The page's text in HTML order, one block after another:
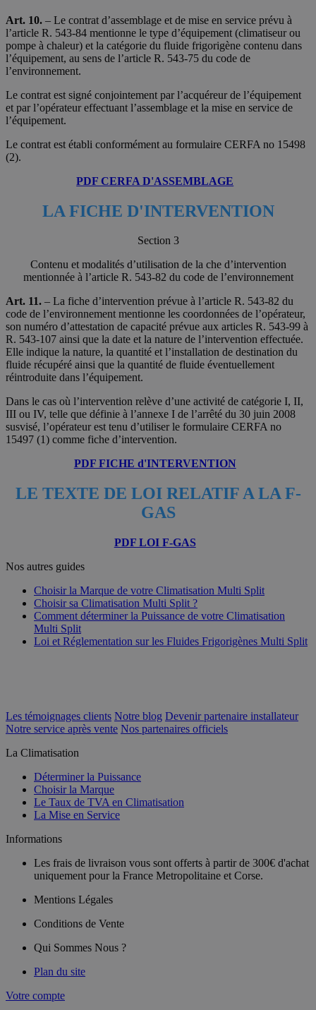
Art. 10. – Le contrat d’assemblage et de mise en service prévu à
l’article R. 543-84 mentionne le type d’équipement (climatiseur ou
pompe à chaleur) et la catégorie du fluide frigorigène contenu dans
l’équipement, au sens de l’article R. 543-75 du code de
l’environnement.
Le contrat est signé conjointement par l’acquéreur de l’équipement
et par l’opérateur effectuant l’assemblage et la mise en service de
l’équipement.
Le contrat est établi conformément au formulaire CERFA no 15498
(2).
PDF CERFA D'ASSEMBLAGE
LA FICHE D'INTERVENTION
Section 3
Contenu et modalités d’utilisation de la che d’intervention
mentionnée à l’article R. 543-82 du code de l’environnement
Art. 11. – La fiche d’intervention prévue à l’article R. 543-82 du
code de l’environnement mentionne les coordonnées de l’opérateur,
son numéro d’attestation de capacité prévue aux articles R. 543-99 à
R. 543-107 ainsi que la date et la nature de l’intervention effectuée.
Elle indique la nature, la quantité et l’installation de destination du
fluide récupéré ainsi que la quantité de fluide éventuellement
réintroduite dans l’équipement.
Dans le cas où l’intervention relève d’une activité de catégorie I, II,
III ou IV, telle que définie à l’annexe I de l’arrêté du 30 juin 2008
susvisé, l’opérateur est tenu d’utiliser le formulaire CERFA no
15497 (1) comme fiche d’intervention.
PDF FICHE d'INTERVENTION
LE TEXTE DE LOI RELATIF A LA F-
GAS
PDF LOI F-GAS
Nos autres guides
Choisir la Marque de votre Climatisation Multi Split
Choisir sa Climatisation Multi Split ?
Comment déterminer la Puissance de votre Climatisation
Multi Split
Loi et Réglementation sur les Fluides Frigorigènes Multi Split
Les témoignages clients Notre blog Devenir partenaire installateur
Notre service après vente Nos partenaires officiels
La Climatisation
Déterminer la Puissance
Choisir la Marque
Le Taux de TVA en Climatisation
La Mise en Service
Informations
Les frais de livraison vous sont offerts à partir de 300€ d'achat
uniquement pour la France Metropolitaine et Corse.
Mentions Légales
Conditions de Vente
Qui Sommes Nous ?
Plan du site
Votre compte